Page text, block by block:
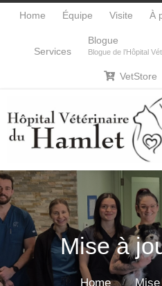
Home Équipe Visite À
Services
Blogue
Blogue de l’Hôpital
 VetStore
Mise à
Home